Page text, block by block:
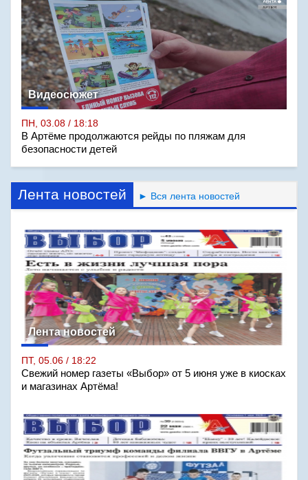
Видеосюжет
ПН, 03.08 / 18:18
В Артёме продолжаются рейды по пляжам для
безопасности детей
Лента новостей ► Вся лента новостей
Лента новостей
ПТ, 05.06 / 18:22
Свежий номер газеты «Выбор» от 5 июня уже в киосках
и магазинах Артёма!